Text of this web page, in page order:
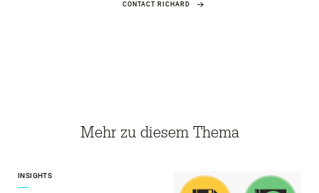
CONTACT RICHARD
Mehr zu diesem Thema
INSIGHTS